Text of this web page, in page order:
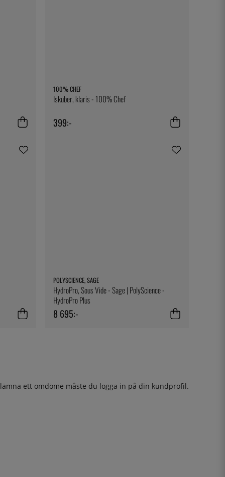
100% CHEF
Iskuber, klaris - 100% Chef
399:-
POLYSCIENCE, SAGE
HydroPro, Sous Vide - Sage | PolyScience -
HydroPro Plus
8 695:-
ett omdöme måste du logga in på din kundprofil.